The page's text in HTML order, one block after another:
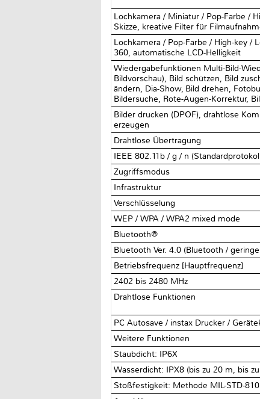
Lochkamera / Miniatur / Pop-Farbe /
Skizze, kreative Filter für
Lochkamera / Pop-Farbe / High-key /
360, automatische LCD-Helligkeit
Wiedergabefunktionen Multi-Bild-
Bildvorschau), Bild schützen, Bild
ändern, Dia-Show, Bild drehen,
Bildersuche, Rote-Augen-Korrektur,
Bilder drucken (DPOF), drahtlose
erzeugen
Drahtlose Übertragung
IEEE 802.11b / g / n
Zugriffsmodus
Infrastruktur
Verschlüsselung
WEP / WPA / WPA2 mixed mode
Bluetooth®
Bluetooth Ver. 4.0 (Bluetooth /
Betriebsfrequenz [Hauptfrequenz]
2402 bis 2480 MHz
Drahtlose Funktionen
PC Autosave / instax Drucker /
Weitere Funktionen
Staubdicht: IP6X
Wasserdicht: IPX8 (bis zu 20 m, bis
Stoßfestigkeit: Methode MIL-STD-